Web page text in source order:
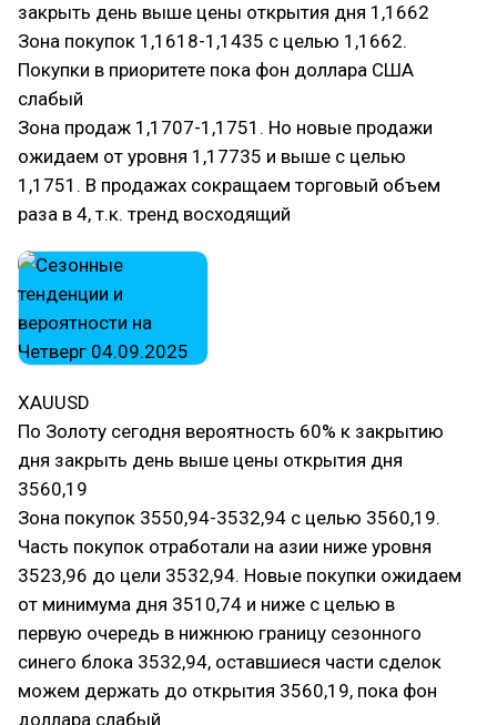
закрыть день выше цены открытия дня 1,1662
Зона покупок 1,1618-1,1435 с целью 1,1662.
Покупки в приоритете пока фон доллара США
слабый
Зона продаж 1,1707-1,1751. Но новые продажи
ожидаем от уровня 1,17735 и выше с целью
1,1751. В продажах сокращаем торговый объем
раза в 4, т.к. тренд восходящий
XAUUSD
По Золоту сегодня вероятность 60% к закрытию
дня закрыть день выше цены открытия дня
3560,19
Зона покупок 3550,94-3532,94 с целью 3560,19.
Часть покупок отработали на азии ниже уровня
3523,96 до цели 3532,94. Новые покупки ожидаем
от минимума дня 3510,74 и ниже с целью в
первую очередь в нижнюю границу сезонного
синего блока 3532,94, оставшиеся части сделок
можем держать до открытия 3560,19, пока фон
доллара слабый